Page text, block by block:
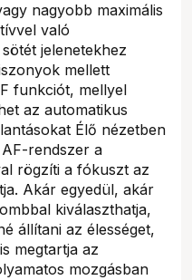
nagyobb maximális
való
jelenetekhez
mellett
funkciót, mellyel
az automatikus
Élő nézetben
rendszer a
rögzíti a fókuszt az
Akár egyedül, akár
kiválaszthatja,
állítani az élességet,
megtartja az
mozgásban